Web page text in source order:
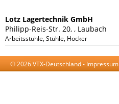
Lotz Lagertechnik GmbH
Philipp-Reis-Str. 20, , Laubach
Arbeitsstühle, Stühle, Hocker
© 2026 VTX-Deutschland - Impressum
AGB-Datenschutzerklärung